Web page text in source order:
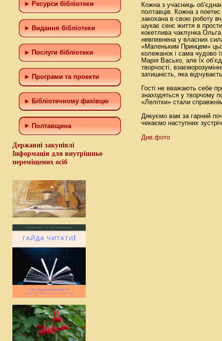
Ресурси бібліотеки
Видання бібліотеки
Послуги бібліотеки
Програми та проекти
Бiблiотечному фахiвцю
Полтавщина
Державні закупівлі
Інформація для внутрішньо
переміщених осіб
Кожна з учасниць
полтавців. Кожна з
закохана в свою роботу
шукає сенс життя в
кокетлива чаклунка
невпевнена у власних
«Маленьким Принцем»
колежанок і сама чудово
Марія Васько, але їх
творчості,
затишність, яка
Гості не вважають себе
знаходяться у творчому
«Лелітки» стали
Дякуємо вам за гарний
чекаємо наступних
Див.фото